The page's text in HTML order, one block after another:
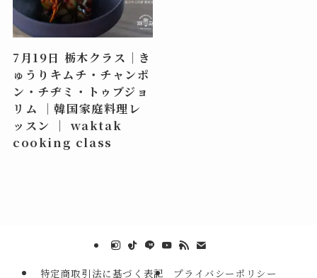
7月19日 栃木クラス｜き
ゅうりキムチ・チャンポ
ン・チヂミ・トゥブジョ
リム ｜韓国家庭料理レ
ッスン ｜ waktak
cooking class
特定商取引法に基づく表記 プライバシーポリシー